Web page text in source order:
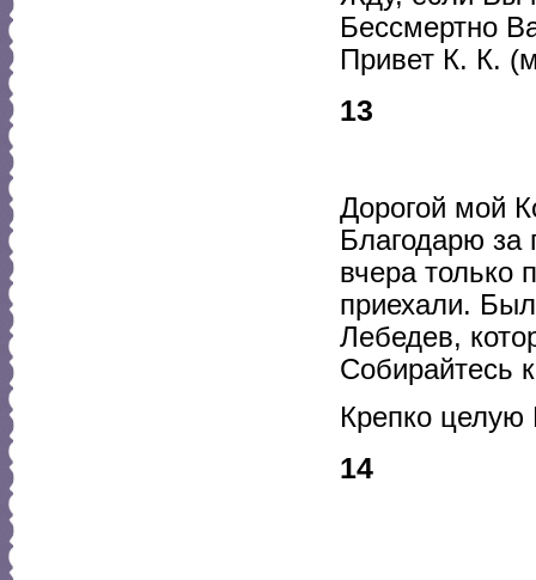
Бессмертно
Привет К. К.
13
Дорогой мой
Благодарю за
вчера
приехали.
Лебедев,
Собирайтесь
Крепко
14